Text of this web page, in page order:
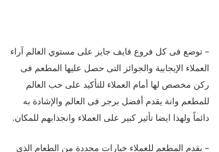
– توضع فى كل فروع فايف جايز على مستوي العالم آراء
العملاء الإيجابية والجوائز التى حصل عليها المطعم فى
ركن مخصص لها أمام العملاء للتأكيد على حب العالم
للمطعم وانة يقدم أفضل برجر فى العالم والإشادة به
دائماً ولهذا ايضا تأثير كبير على العملاء وانجذابهم للمكان.
– يقدم المطعم للعملاء خيارات محددة من الطعام الذى